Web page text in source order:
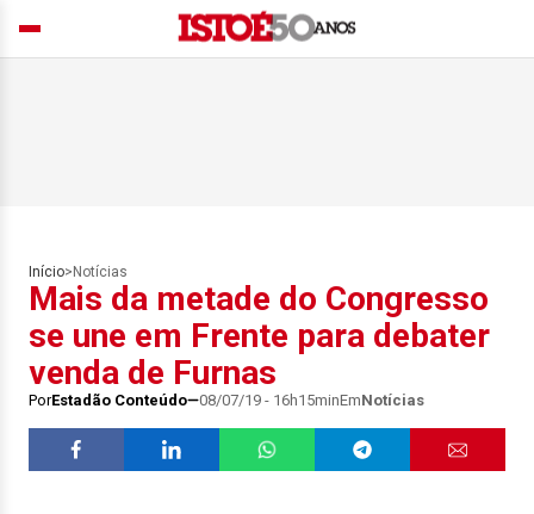
Início> Notícias
Mais da metade do Congresso
se une em Frente para debater
venda de Furnas
PorEstadão Conteúdo 08/07/19 - 16h15minEmNotícias